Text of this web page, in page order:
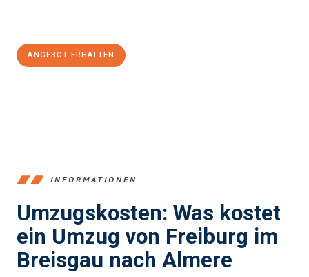
ANGEBOT ERHALTEN
INFORMATIONEN
Umzugskosten: Was kostet
ein Umzug von Freiburg im
Breisgau nach Almere